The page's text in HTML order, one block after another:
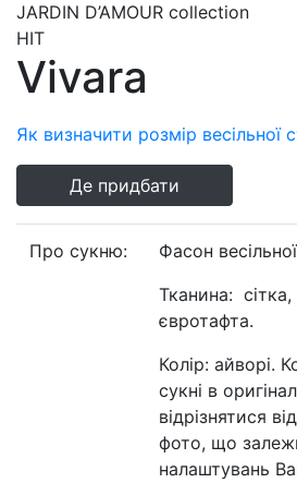
JARDIN D’AMOUR collection
HIT
Vivara
Як визначити розмір весільної
Де придбати
Про сукню:
Фасон
Тканина:
євротафта.
Колір: айворі.
сукні в
відрізнятися
фото, що
налаштувань